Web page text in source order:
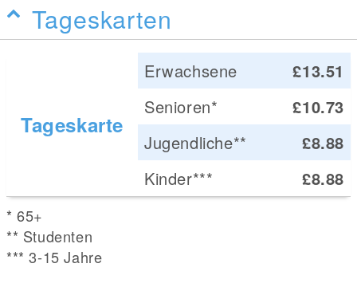
Tageskarten
Tageskarte
Erwachsene
£13.51
Senioren*
£10.73
Jugendliche**
£8.88
Kinder***
£8.88
* 65+
** Studenten
*** 3-15 Jahre